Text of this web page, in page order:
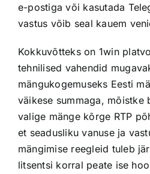
e-postiga või kasutada
vastus võib seal kauem
Kokkuvõtteks on 1win
tehnilised vahendid
mängukogemuseks Eesti
väikese summaga, mõistke
valige mänge kõrge RTP
et seadusliku vanuse ja
mängimise reegleid tuleb
litsentsi korral peate ise